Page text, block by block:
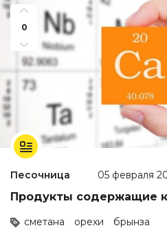
0
Песочница 05 февраля
Продукты содержащие
сметана орехи брынза